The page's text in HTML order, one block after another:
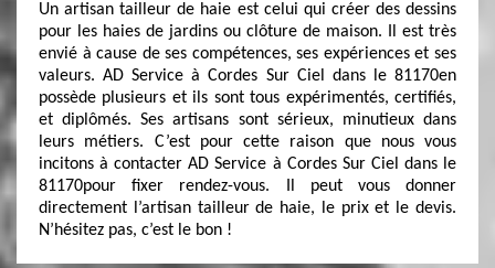
Un artisan tailleur de haie est celui qui créer des dessins
pour les haies de jardins ou clôture de maison. Il est très
envié à cause de ses compétences, ses expériences et ses
valeurs. AD Service à Cordes Sur Ciel dans le 81170en
possède plusieurs et ils sont tous expérimentés, certifiés,
et diplômés. Ses artisans sont sérieux, minutieux dans
leurs métiers. C’est pour cette raison que nous vous
incitons à contacter AD Service à Cordes Sur Ciel dans le
81170pour fixer rendez-vous. Il peut vous donner
directement l’artisan tailleur de haie, le prix et le devis.
N’hésitez pas, c’est le bon !